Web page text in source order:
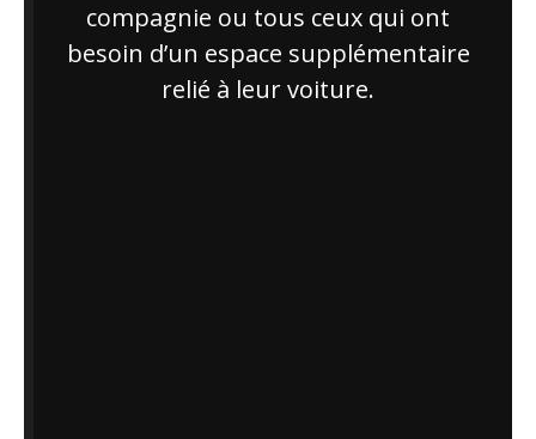
compagnie ou tous ceux qui ont
besoin d’un espace supplémentaire
relié à leur voiture.